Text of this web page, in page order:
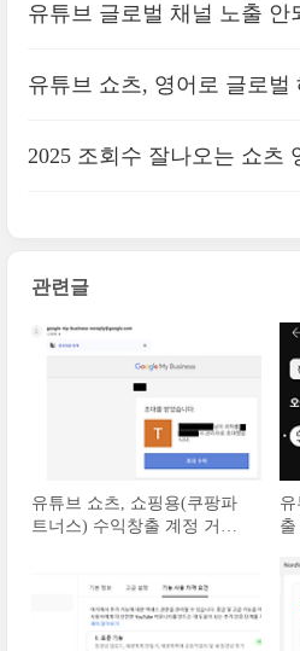
유튜브 글로벌 채널 노출 안
유튜브 쇼츠, 영어로 글로벌
2025 조회수 잘나오는 쇼츠
관련글
유튜브 쇼츠, 쇼핑용(쿠팡파
트너스) 수익창출 계정 거래